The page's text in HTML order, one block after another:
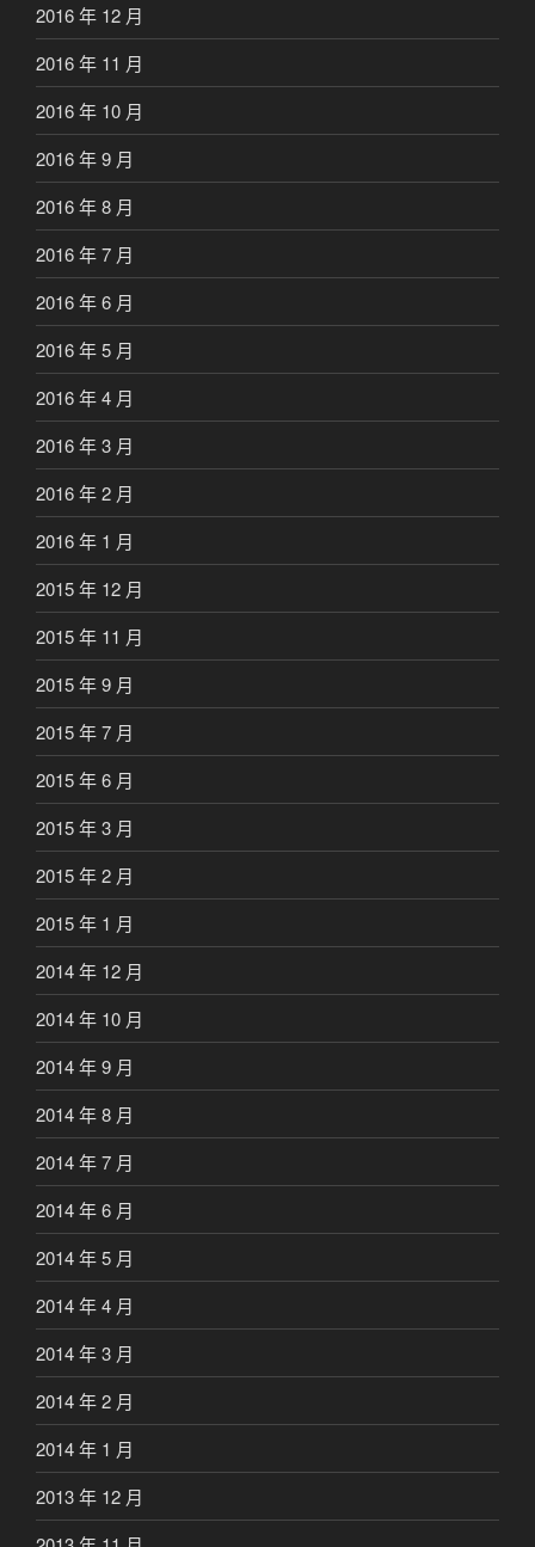
2016 年 12 月
2016 年 11 月
2016 年 10 月
2016 年 9 月
2016 年 8 月
2016 年 7 月
2016 年 6 月
2016 年 5 月
2016 年 4 月
2016 年 3 月
2016 年 2 月
2016 年 1 月
2015 年 12 月
2015 年 11 月
2015 年 9 月
2015 年 7 月
2015 年 6 月
2015 年 3 月
2015 年 2 月
2015 年 1 月
2014 年 12 月
2014 年 10 月
2014 年 9 月
2014 年 8 月
2014 年 7 月
2014 年 6 月
2014 年 5 月
2014 年 4 月
2014 年 3 月
2014 年 2 月
2014 年 1 月
2013 年 12 月